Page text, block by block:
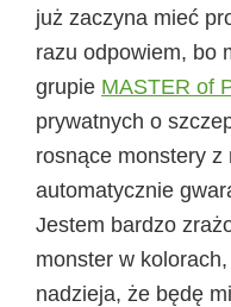
już zaczyna mieć
razu odpowiem, bo
grupie MASTER of
prywatnych o
rosnące monstery z
automatycznie
Jestem bardzo
monster w
nadzieja, że będę